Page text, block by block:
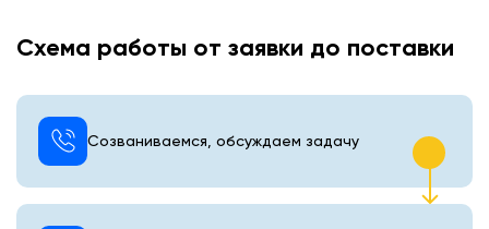
Схема работы от заявки до поставки
Созваниваемся, обсуждаем задачу